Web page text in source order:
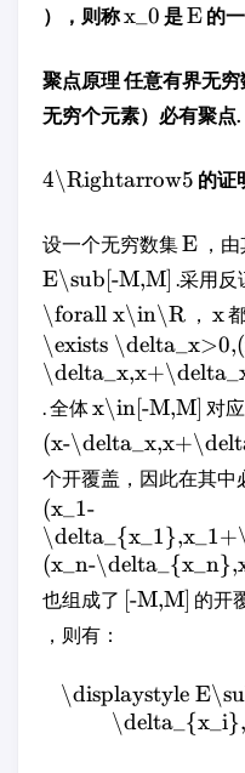
），则称x_0 是E 的
聚点原理 任意有界无
无穷个元素）必有聚点.
4\Rightarrow5 的证
设一个无穷数集E ，
E\sub[-M,M] .采用反
\forall x\in\R ， x
\exists
. 全体x\in[-M,M] 对
(x-
个开覆盖，因此在其中
(x_1-
(x_n-
也组成了 [-M,M] 的开
，则有：
\displaystyle